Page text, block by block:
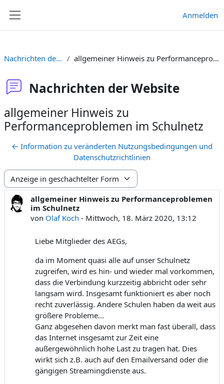
Anmelden
Nachrichten der Website allgemeiner Hinweis zu Performanceproblemen im Schulnetz
Nachrichten der Website
allgemeiner Hinweis zu
Performanceproblemen im Schulnetz
← Information zu veränderten Nutzungsbedingungen und
Datenschutzrichtlinien
Anzeigemodus
allgemeiner Hinweis zu Performanceproblemen
im Schulnetz
von Olaf Koch - Mittwoch, 18. März 2020, 13:12
Anzahl Antworten: 0
Liebe Mitglieder des AEGs,
da im Moment quasi alle auf unser Schulnetz
zugreifen, wird es hin- und wieder mal vorkommen,
dass die Verbindung kurzzeitig abbricht oder sehr
langsam wird. Insgesamt funktioniert es aber noch
recht zuverlässig. Andere Schulen haben da weit aus
größere Probleme...
Ganz abgesehen davon merkt man fast überall, dass
das Internet insgesamt zur Zeit eine
außergewöhnlich hohe Last zu tragen hat. Dies
wirkt sich z.B. auch auf den Emailversand oder die
gängigen Streamingdienste aus.